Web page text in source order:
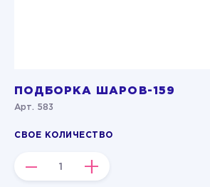
ПОДБОРКА ШАРОВ-159
Арт. 583
СВОЕ КОЛИЧЕСТВО
– +